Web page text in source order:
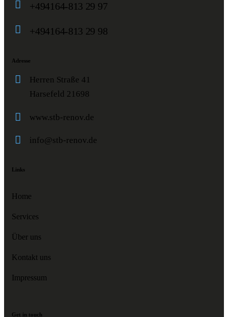
+494164-813 29 97
+494164-813 29 98
Adresse
Herren Straße 41
Harsefeld 21698
www.stb-renov.de
info@stb-renov.de
Links
Home
Services
Über uns
Kontakt uns
Impressum
Get in touch